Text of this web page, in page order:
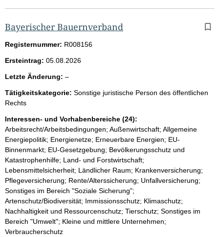
Bayerischer Bauernverband
Registernummer: R008156
Ersteintrag: 05.08.2026
Letzte Änderung: –l
e
Tätigkeitskategorie: Sonstige juristische Person des öffentlichen
Rechts
Interessen- und Vorhabenbereiche (24):
Arbeitsrecht/Arbeitsbedingungen; Außenwirtschaft; Allgemeine
Energiepolitik; Energienetze; Erneuerbare Energien; EU-
Binnenmarkt; EU-Gesetzgebung; Bevölkerungsschutz und
Katastrophenhilfe; Land- und Forstwirtschaft;
Lebensmittelsicherheit; Ländlicher Raum; Krankenversicherung;
Pflegeversicherung; Rente/Alterssicherung; Unfallversicherung;
Sonstiges im Bereich "Soziale Sicherung";
Artenschutz/Biodiversität; Immissionsschutz; Klimaschutz;
Nachhaltigkeit und Ressourcenschutz; Tierschutz; Sonstiges im
Bereich "Umwelt"; Kleine und mittlere Unternehmen;
Verbraucherschutz